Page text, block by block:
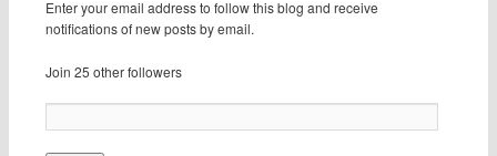
Enter your email address to follow this blog and receive
notifications of new posts by email.
Join 25 other followers